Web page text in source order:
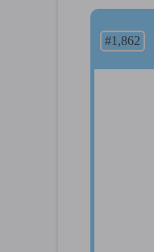
#1,862